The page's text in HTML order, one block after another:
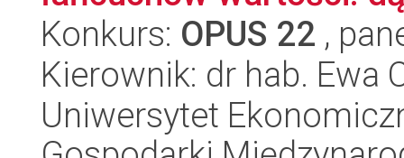
Konkurs: OPUS 22 ,
Kierownik: dr hab. Ewa
Uniwersytet